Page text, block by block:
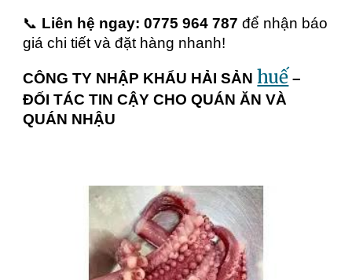
📞 Liên hệ ngay: 0775 964 787 để nhận báo
giá chi tiết và đặt hàng nhanh!
CÔNG TY NHẬP KHẨU HẢI SẢN huế –
ĐỐI TÁC TIN CẬY CHO QUÁN ĂN VÀ
QUÁN NHẬU